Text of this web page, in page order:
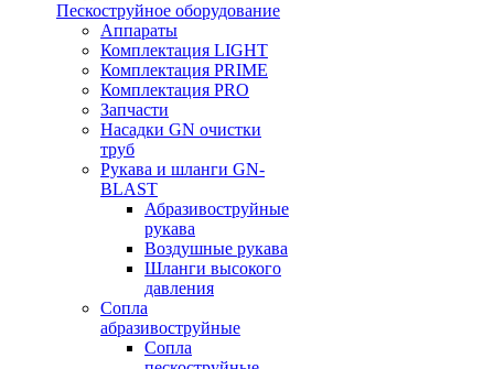
Пескоструйное оборудование
Аппараты
Комплектация LIGHT
Комплектация PRIME
Комплектация PRO
Запчасти
Насадки GN очистки
труб
Рукава и шланги GN-
BLAST
Абразивоструйные
рукава
Воздушные рукава
Шланги высокого
давления
Сопла
абразивоструйные
Сопла